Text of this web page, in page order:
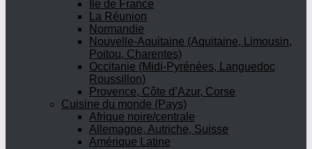
Ile de France
La Réunion
Normandie
Nouvelle-Aquitaine (Aquitaine, Limousin,
Poitou, Charentes)
Occitanie (Midi-Pyrénées, Languedoc
Roussillon)
Provence, Côte d’Azur, Corse
Cuisine du monde (Pays)
Afrique noire/centrale
Allemagne, Autriche, Suisse
Amérique Latine